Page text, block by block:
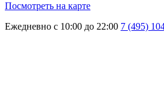
Посмотреть на карте
Ежедневно с 10:00 до 22:00 7 (495)